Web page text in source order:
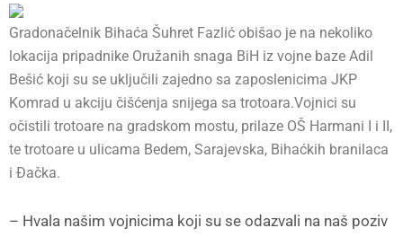
Gradonačelnik Bihaća Šuhret Fazlić obišao je na nekoliko
lokacija pripadnike Oružanih snaga BiH iz vojne baze Adil
Bešić koji su se uključili zajedno sa zaposlenicima JKP
Komrad u akciju čišćenja snijega sa trotoara.Vojnici su
očistili trotoare na gradskom mostu, prilaze OŠ Harmani I i II,
te trotoare u ulicama Bedem, Sarajevska, Bihaćkih branilaca
i Đačka.
– Hvala našim vojnicima koji su se odazvali na naš poziv